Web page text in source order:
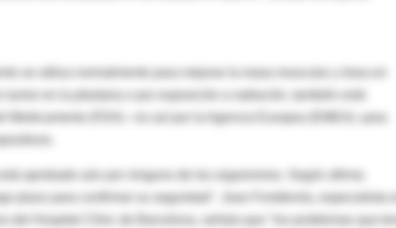
se utiliza normalmente para mejorar la masa muscular y ósea en
Medicamento (FDA) –no así por la Agencia Europea (EMEA)- para
aprobado aún por ninguno de los organismos. Según afirma
plazo para confirmar su seguridad". Joan Fontdevila, especialista
del Hospital Clínic de Barcelona, señala que "los problemas que